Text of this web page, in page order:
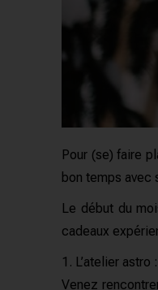
Pour (se) faire
bon temps avec
Le début du
cadeaux
1. L’atelier
Venez